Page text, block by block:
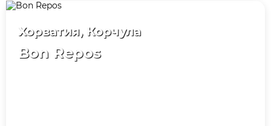
Хорватия, Корчула
Bon Repos